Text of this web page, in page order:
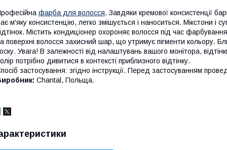
фарба для волосся. Завдяки кремової консистенції
м'яку консистенцію, легко змішується і наноситься. Мікстони і
Містить кондиціонер охороняє волосся під час
поверхні волосся захисний шар, що утримує пігменти кольору.
Увага! В залежності від налаштувань вашого монітора,
потрібно дивитися в контексті приблизного відтінку.
застосування: згідно інструкції. Перед застосуванням
Chantal, Польща.